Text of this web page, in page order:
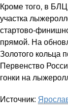
Кроме того, в
участка
стартово-
прямой. На
Золотого кольца
Первенство
гонки на
Источник: